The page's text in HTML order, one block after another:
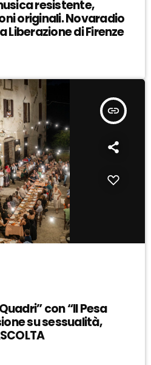
resistente,
originali. Novaradio
Liberazione di Firenze
insert_link
con “Il Pesa
su sessualità,